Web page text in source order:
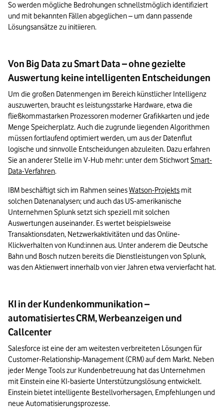
So werden mögliche Bedrohungen schnellstmöglich identifiziert
und mit bekannten Fällen abgeglichen – um dann passende
Lösungsansätze zu initiieren.
Von Big Data zu Smart Data – ohne gezielte
Auswertung keine intelligenten Entscheidungen
Um die großen Datenmengen im Bereich künstlicher Intelligenz
auszuwerten, braucht es leistungsstarke Hardware, etwa die
fließkommastarken Prozessoren moderner Grafikkarten und jede
Menge Speicherplatz. Auch die zugrunde liegenden Algorithmen
müssen fortlaufend optimiert werden, um aus der Datenflut
logische und sinnvolle Entscheidungen abzuleiten. Dazu erfahren
Sie an anderer Stelle im V-Hub mehr: unter dem Stichwort Smart-
Data-Verfahren.
IBM beschäftigt sich im Rahmen seines Watson-Projekts mit
solchen Datenanalysen; und auch das US-amerikanische
Unternehmen Splunk setzt sich speziell mit solchen
Auswertungen auseinander. Es wertet beispielsweise
Transaktionsdaten, Netzwerkaktivitäten und das Online-
Klickverhalten von Kund:innen aus. Unter anderem die Deutsche
Bahn und Bosch nutzen bereits die Dienstleistungen von Splunk,
was den Aktienwert innerhalb von vier Jahren etwa vervierfacht hat.
KI in der Kundenkommunikation –
automatisiertes CRM, Werbeanzeigen und
Callcenter
Salesforce ist eine der am weitesten verbreiteten Lösungen für
Customer-Relationship-Management (CRM) auf dem Markt. Neben
jeder Menge Tools zur Kundenbetreuung hat das Unternehmen
mit Einstein eine KI-basierte Unterstützungslösung entwickelt.
Einstein bietet intelligente Bestellvorhersagen, Empfehlungen und
neue Automatisierungsprozesse.